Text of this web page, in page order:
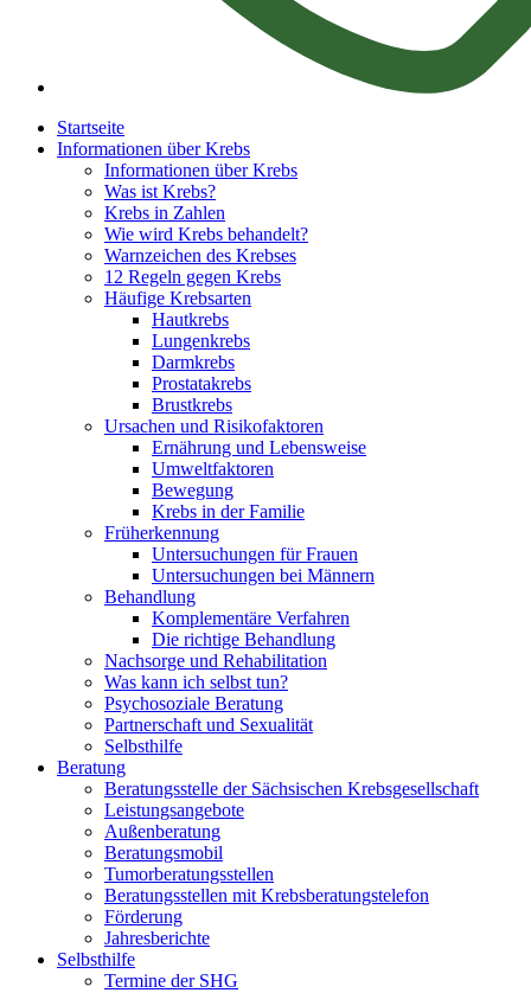
Startseite
Informationen über Krebs
Informationen über Krebs
Was ist Krebs?
Krebs in Zahlen
Wie wird Krebs behandelt?
Warnzeichen des Krebses
12 Regeln gegen Krebs
Häufige Krebsarten
Hautkrebs
Lungenkrebs
Darmkrebs
Prostatakrebs
Brustkrebs
Ursachen und Risikofaktoren
Ernährung und Lebensweise
Umweltfaktoren
Bewegung
Krebs in der Familie
Früherkennung
Untersuchungen für Frauen
Untersuchungen bei Männern
Behandlung
Komplementäre Verfahren
Die richtige Behandlung
Nachsorge und Rehabilitation
Was kann ich selbst tun?
Psychosoziale Beratung
Partnerschaft und Sexualität
Selbsthilfe
Beratung
Beratungsstelle der Sächsischen Krebsgesellschaft
Leistungsangebote
Außenberatung
Beratungsmobil
Tumorberatungsstellen
Beratungsstellen mit Krebsberatungstelefon
Förderung
Jahresberichte
Selbsthilfe
Termine der SHG